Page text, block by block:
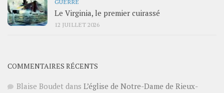
Le Virginia, le premier cuirassé
12 JUILLET 2026
COMMENTAIRES RÉCENTS
Blaise Boudet dans L’église de Notre-Dame de Rieux-